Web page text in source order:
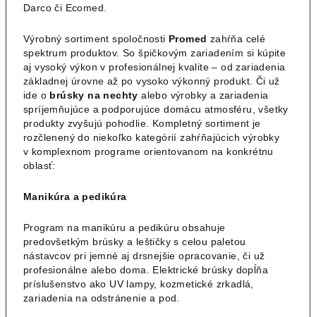
Darco či Ecomed.
Výrobný sortiment spoločnosti Promed zahŕňa celé
spektrum produktov. So špičkovým zariadením si kúpite
aj vysoký výkon v profesionálnej kvalite – od zariadenia
základnej úrovne až po vysoko výkonný produkt. Či už
ide o brúsky na nechty alebo výrobky a zariadenia
spríjemňujúce a podporujúce domácu atmosféru, všetky
produkty zvyšujú pohodlie. Kompletný sortiment je
rozčlenený do niekoľko kategórií zahŕňajúcich výrobky
v komplexnom programe orientovanom na konkrétnu
oblasť:
Manikúra a pedikúra
Program na manikúru a pedikúru obsahuje
predovšetkým brúsky a leštičky s celou paletou
nástavcov pri jemné aj drsnejšie opracovanie, či už
profesionálne alebo doma. Elektrické brúsky dopĺňa
príslušenstvo ako UV lampy, kozmetické zrkadlá,
zariadenia na odstránenie a pod.